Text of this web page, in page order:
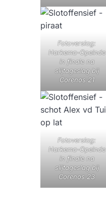
Fotoverslag:
Harkema-Opeinde
in finale na
slijtageslag bij
Corenos 21
Fotoverslag:
Harkema-Opeinde
in finale na
slijtageslag bij
Corenos 23